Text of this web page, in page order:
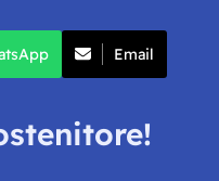
Email